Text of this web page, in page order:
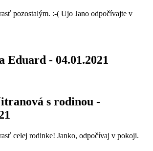
pozostalým. :-( Ujo Jano odpočívajte v
Eduard - 04.01.2021
s rodinou -
celej rodinke! Janko, odpočívaj v pokoji.